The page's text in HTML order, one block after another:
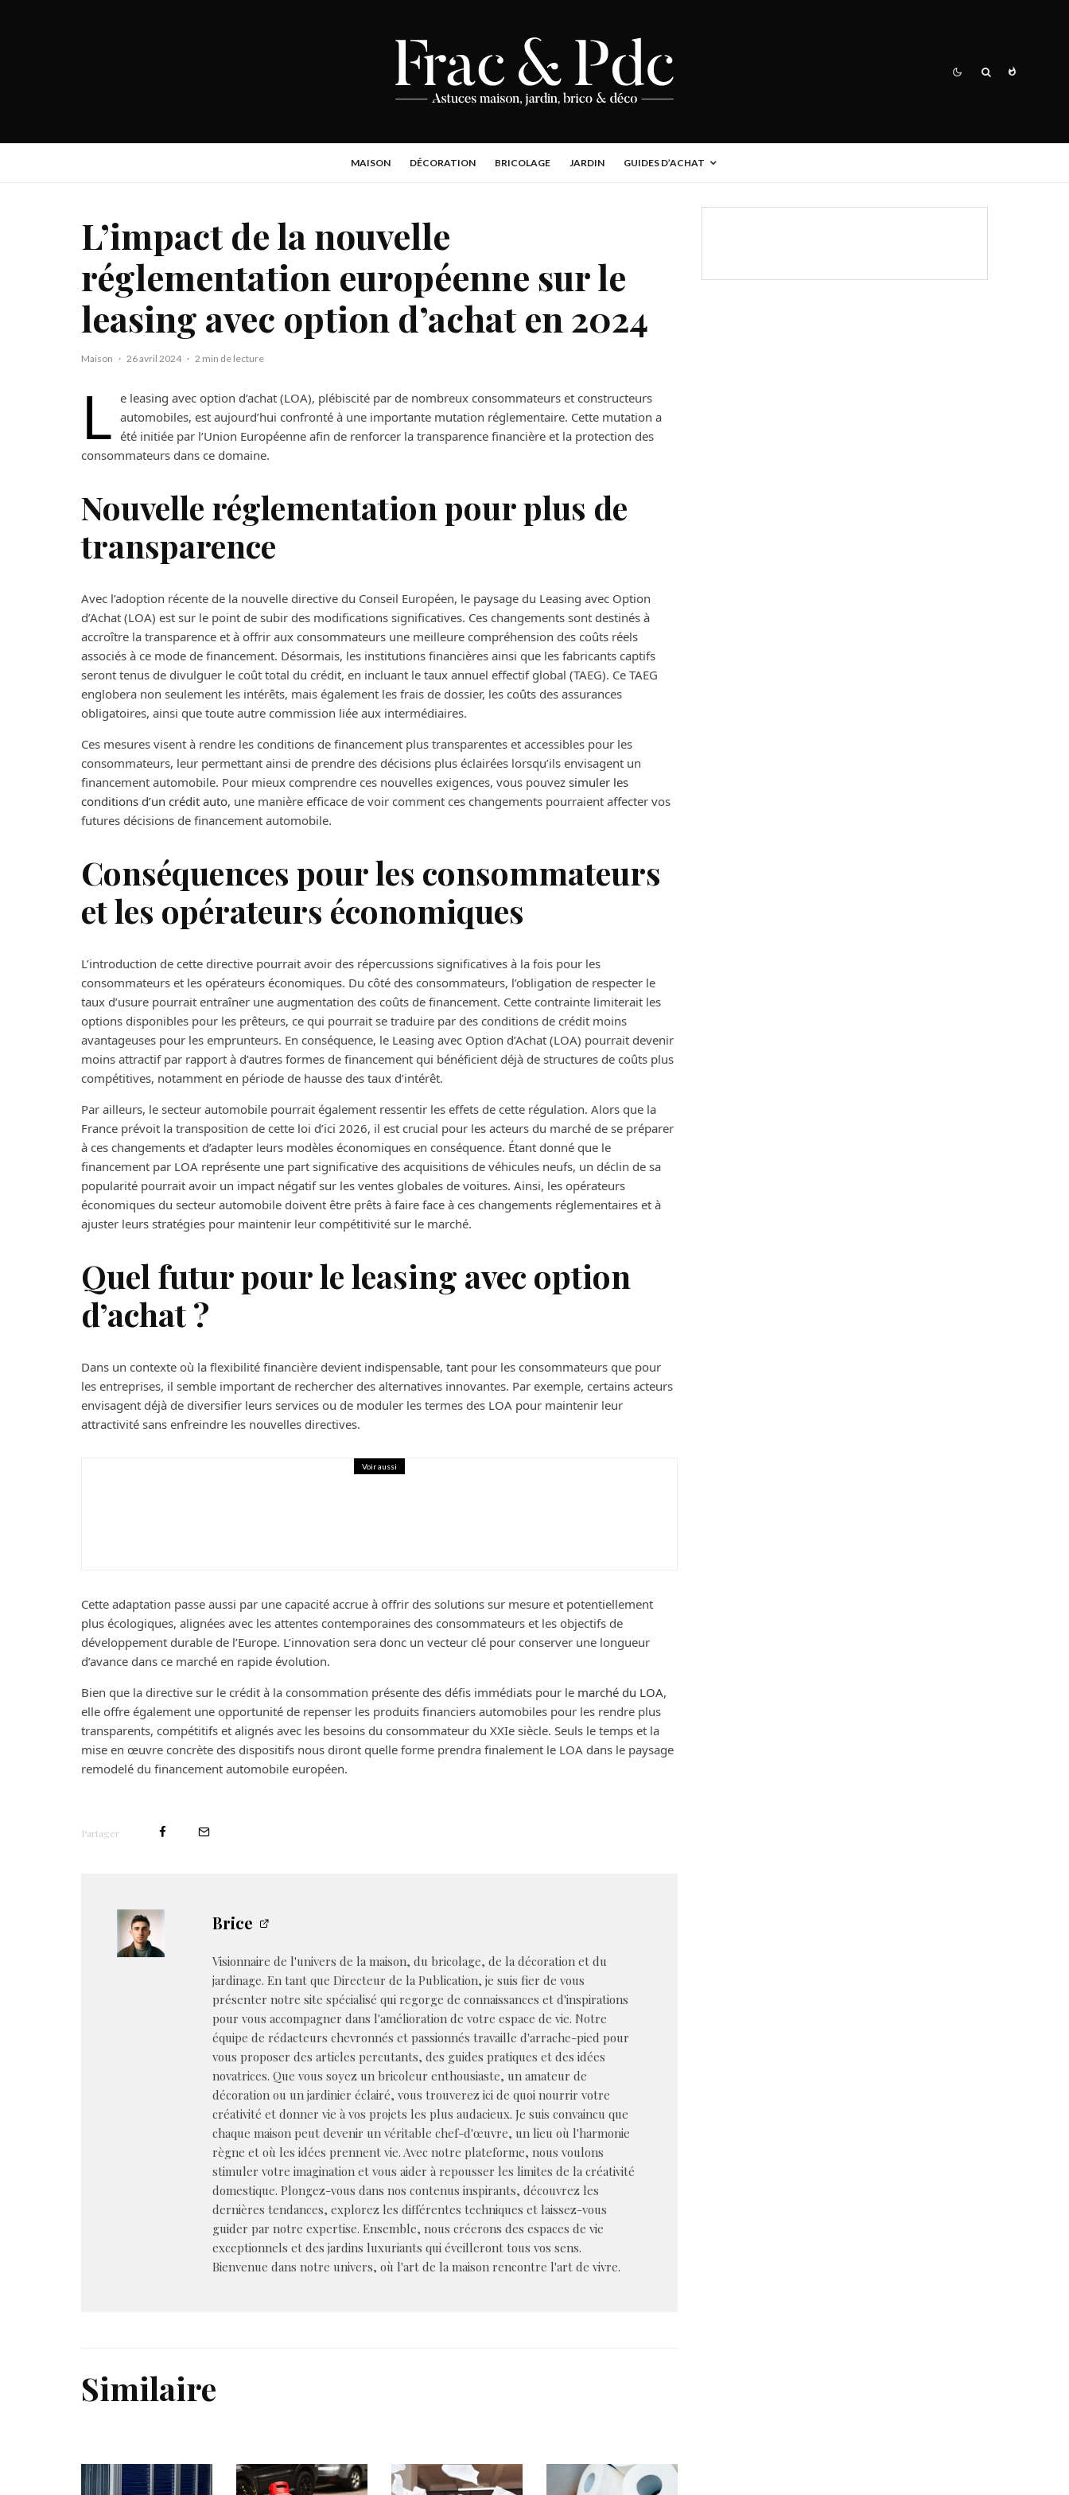
MAISON DÉCORATION BRICOLAGE JARDIN GUIDES D’ACHAT
L’impact de la nouvelle
réglementation européenne sur le
leasing avec option d’achat en 2024
Maison · 26 avril 2024 · 2 min de lecture
L e leasing avec option d’achat (LOA), plébiscité par de nombreux consommateurs et constructeurs
automobiles, est aujourd’hui confronté à une importante mutation réglementaire. Cette mutation a
été initiée par l’Union Européenne afin de renforcer la transparence financière et la protection des
consommateurs dans ce domaine.
Nouvelle réglementation pour plus de
transparence
Avec l’adoption récente de la nouvelle directive du Conseil Européen, le paysage du Leasing avec Option
d’Achat (LOA) est sur le point de subir des modifications significatives. Ces changements sont destinés à
accroître la transparence et à offrir aux consommateurs une meilleure compréhension des coûts réels
associés à ce mode de financement. Désormais, les institutions financières ainsi que les fabricants captifs
seront tenus de divulguer le coût total du crédit, en incluant le taux annuel effectif global (TAEG). Ce TAEG
englobera non seulement les intérêts, mais également les frais de dossier, les coûts des assurances
obligatoires, ainsi que toute autre commission liée aux intermédiaires.
Ces mesures visent à rendre les conditions de financement plus transparentes et accessibles pour les
consommateurs, leur permettant ainsi de prendre des décisions plus éclairées lorsqu’ils envisagent un
financement automobile. Pour mieux comprendre ces nouvelles exigences, vous pouvez simuler les
conditions d’un crédit auto, une manière efficace de voir comment ces changements pourraient affecter vos
futures décisions de financement automobile.
Conséquences pour les consommateurs
et les opérateurs économiques
L’introduction de cette directive pourrait avoir des répercussions significatives à la fois pour les
consommateurs et les opérateurs économiques. Du côté des consommateurs, l’obligation de respecter le
taux d’usure pourrait entraîner une augmentation des coûts de financement. Cette contrainte limiterait les
options disponibles pour les prêteurs, ce qui pourrait se traduire par des conditions de crédit moins
avantageuses pour les emprunteurs. En conséquence, le Leasing avec Option d’Achat (LOA) pourrait devenir
moins attractif par rapport à d’autres formes de financement qui bénéficient déjà de structures de coûts plus
compétitives, notamment en période de hausse des taux d’intérêt.
Par ailleurs, le secteur automobile pourrait également ressentir les effets de cette régulation. Alors que la
France prévoit la transposition de cette loi d’ici 2026, il est crucial pour les acteurs du marché de se préparer
à ces changements et d’adapter leurs modèles économiques en conséquence. Étant donné que le
financement par LOA représente une part significative des acquisitions de véhicules neufs, un déclin de sa
popularité pourrait avoir un impact négatif sur les ventes globales de voitures. Ainsi, les opérateurs
économiques du secteur automobile doivent être prêts à faire face à ces changements réglementaires et à
ajuster leurs stratégies pour maintenir leur compétitivité sur le marché.
Quel futur pour le leasing avec option
d’achat ?
Dans un contexte où la flexibilité financière devient indispensable, tant pour les consommateurs que pour
les entreprises, il semble important de rechercher des alternatives innovantes. Par exemple, certains acteurs
envisagent déjà de diversifier leurs services ou de moduler les termes des LOA pour maintenir leur
attractivité sans enfreindre les nouvelles directives.
Voir aussi
Cette adaptation passe aussi par une capacité accrue à offrir des solutions sur mesure et potentiellement
plus écologiques, alignées avec les attentes contemporaines des consommateurs et les objectifs de
développement durable de l’Europe. L’innovation sera donc un vecteur clé pour conserver une longueur
d’avance dans ce marché en rapide évolution.
Bien que la directive sur le crédit à la consommation présente des défis immédiats pour le marché du LOA,
elle offre également une opportunité de repenser les produits financiers automobiles pour les rendre plus
transparents, compétitifs et alignés avec les besoins du consommateur du XXIe siècle. Seuls le temps et la
mise en œuvre concrète des dispositifs nous diront quelle forme prendra finalement le LOA dans le paysage
remodelé du financement automobile européen.
Partager
Brice
Visionnaire de l'univers de la maison, du bricolage, de la décoration et du
jardinage. En tant que Directeur de la Publication, je suis fier de vous
présenter notre site spécialisé qui regorge de connaissances et d'inspirations
pour vous accompagner dans l'amélioration de votre espace de vie. Notre
équipe de rédacteurs chevronnés et passionnés travaille d'arrache-pied pour
vous proposer des articles percutants, des guides pratiques et des idées
novatrices. Que vous soyez un bricoleur enthousiaste, un amateur de
décoration ou un jardinier éclairé, vous trouverez ici de quoi nourrir votre
créativité et donner vie à vos projets les plus audacieux. Je suis convaincu que
chaque maison peut devenir un véritable chef-d'œuvre, un lieu où l'harmonie
règne et où les idées prennent vie. Avec notre plateforme, nous voulons
stimuler votre imagination et vous aider à repousser les limites de la créativité
domestique. Plongez-vous dans nos contenus inspirants, découvrez les
dernières tendances, explorez les différentes techniques et laissez-vous
guider par notre expertise. Ensemble, nous créerons des espaces de vie
exceptionnels et des jardins luxuriants qui éveilleront tous vos sens.
Bienvenue dans notre univers, où l'art de la maison rencontre l'art de vivre.
Similaire